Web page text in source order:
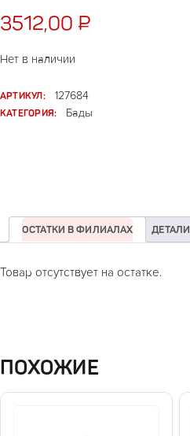
3512,00 ₽
Нет в наличии
АРТИКУЛ:
127684
КАТЕГОРИЯ:
Бады
ОСТАТКИ В ФИЛИАЛАХ ДЕТАЛИ
Товар отсутствует на остатке.
ПОХОЖИЕ